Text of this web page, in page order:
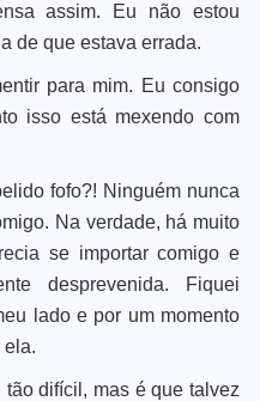
assim. Eu não estou
de que estava errada.
para mim. Eu consigo
isso está mexendo com
fofo?! Ninguém nunca
Na verdade, há muito
se importar comigo e
desprevenida. Fiquei
lado e por um momento
ela.
difícil, mas é que talvez